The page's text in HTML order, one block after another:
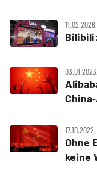
Ohne
keine